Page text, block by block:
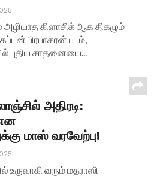
அழியாத கிளாசிக் ஆக திகழும்
பிரபாகரன் படம்,
புதிய சாதனையை...
அதிரடி:
மாஸ் வரவேற்பு!
உருவாகி வரும் மதராஸி